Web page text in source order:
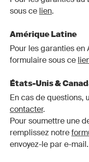
sous ce lien.
Amérique Latine
Pour les garanties
formulaire sous ce
États-Unis &
En cas de questions,
contacter.
Pour soumettre une
remplissez notre
envoyez-le par e-mail.